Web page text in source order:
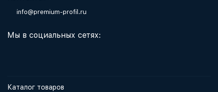
info@premium-profil.ru
Мы в социальных сетях:
Каталог товаров